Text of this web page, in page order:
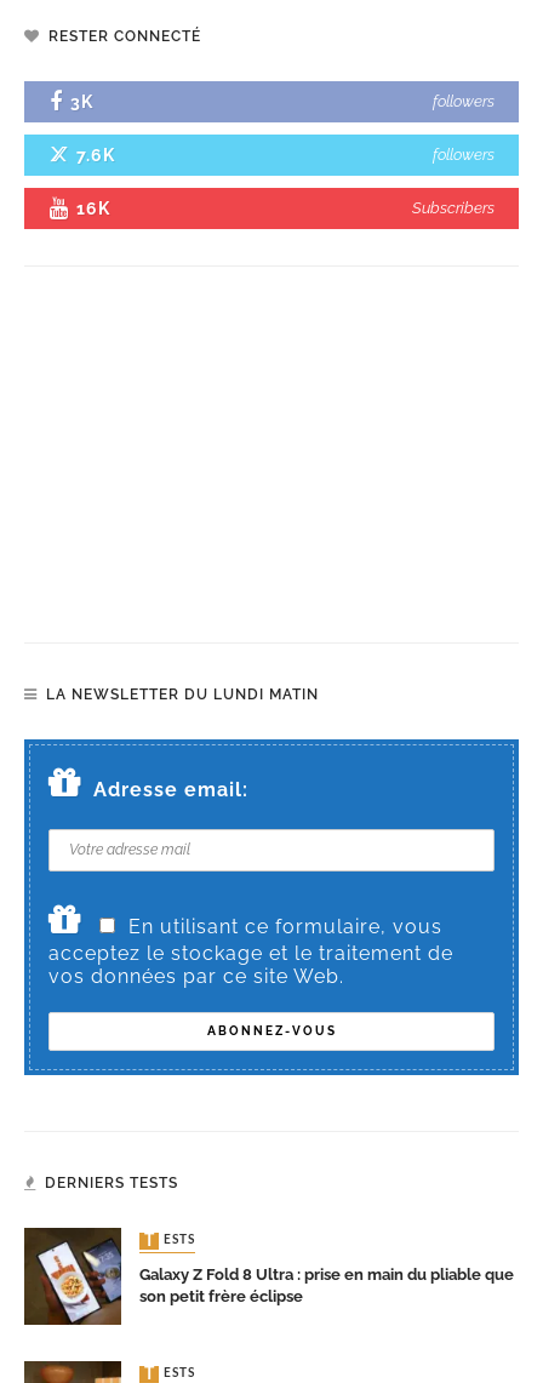
RESTER CONNECTÉ
3K followers
7.6K followers
16K Subscribers
LA NEWSLETTER DU LUNDI MATIN
Adresse email:
En utilisant ce formulaire, vous
acceptez le stockage et le traitement de
vos données par ce site Web.
DERNIERS TESTS
TESTS
Galaxy Z Fold 8 Ultra : prise en main du pliable que
son petit frère éclipse
TESTS